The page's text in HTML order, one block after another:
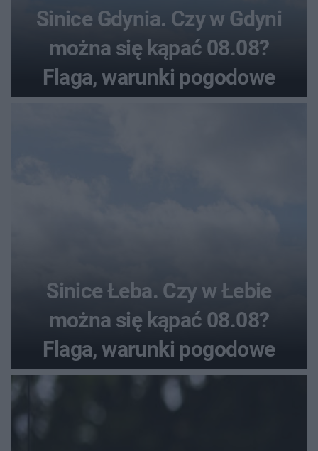
Sinice Gdynia. Czy w Gdyni
można się kąpać 08.08?
Flaga, warunki pogodowe
Sinice Łeba. Czy w Łebie
można się kąpać 08.08?
Flaga, warunki pogodowe